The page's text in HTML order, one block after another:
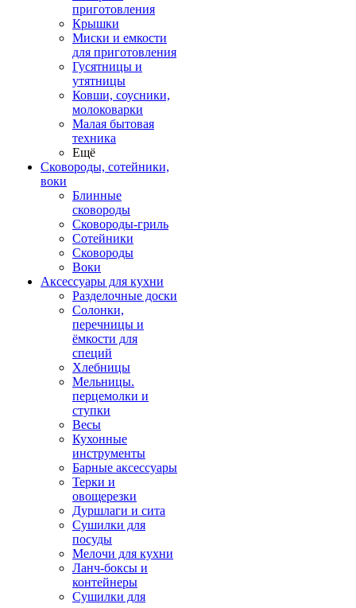
приготовления
Крышки
Миски и емкости
для приготовления
Гусятницы и
утятницы
Ковши, соусники,
молоковарки
Малая бытовая
техника
Ещё
Сковороды, сотейники,
воки
Блинные
сковороды
Сковороды-гриль
Сотейники
Сковороды
Воки
Аксессуары для кухни
Разделочные доски
Солонки,
перечницы и
ёмкости для
специй
Хлебницы
Мельницы.
перцемолки и
ступки
Весы
Кухонные
инструменты
Барные аксессуары
Терки и
овощерезки
Дуршлаги и сита
Сушилки для
посуды
Мелочи для кухни
Ланч-боксы и
контейнеры
Сушилки для